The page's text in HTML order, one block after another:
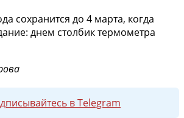
сохранится до 4 марта, когда
днем столбик термометра
в Telegram